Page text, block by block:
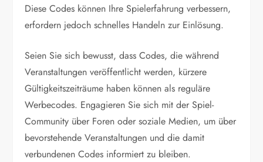
Diese Codes können Ihre Spielerfahrung verbessern,
erfordern jedoch schnelles Handeln zur Einlösung.
Seien Sie sich bewusst, dass Codes, die während
Veranstaltungen veröffentlicht werden, kürzere
Gültigkeitszeiträume haben können als reguläre
Werbecodes. Engagieren Sie sich mit der Spiel-
Community über Foren oder soziale Medien, um über
bevorstehende Veranstaltungen und die damit
verbundenen Codes informiert zu bleiben.